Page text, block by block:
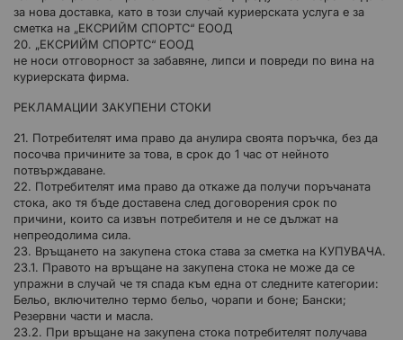
за нова доставка, като в този случай куриерската услуга е за
сметка на „ЕКСРИЙМ СПОРТС“ ЕООД
20. „ЕКСРИЙМ СПОРТС“ ЕООД
не носи отговорност за забавяне, липси и повреди по вина на
куриерската фирма.
РЕКЛАМАЦИИ ЗАКУПЕНИ СТОКИ
21. Потребителят има право да анулира своята поръчка, без да
посочва причините за това, в срок до 1 час от нейното
потвърждаване.
22. Потребителят има право да откаже да получи поръчаната
стока, ако тя бъде доставена след договорения срок по
причини, които са извън потребителя и не се дължат на
непреодолима сила.
23. Връщането на закупена стока става за сметка на КУПУВАЧА.
23.1. Правото на връщане на закупена стока не може да се
упражни в случай че тя спада към една от следните категории:
Бельо, включително термо бельо, чорапи и боне; Бански;
Резервни части и масла.
23.2. При връщане на закупена стока потребителят получава